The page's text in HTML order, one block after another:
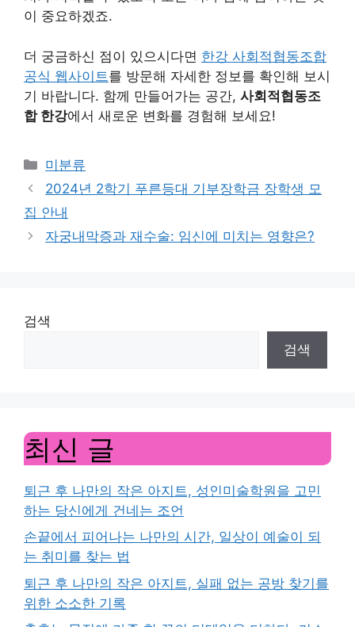
이 중요하겠죠.
더 궁금하신 점이 있으시다면 한강 사회적협동조합
공식 웹사이트 를 방문해 자세한 정보를 확인해 보시
기 바랍니다. 함께 만들어가는 공간, 사회적협동조
합 한강에서 새로운 변화를 경험해 보세요!
Categories
미분류
2024년 2학기 푸른등대 기부장학금 장학생 모
집 안내
자궁내막증과 재수술: 임신에 미치는 영향은?
검색
검색
최신 글
퇴근 후 나만의 작은 아지트, 성인미술학원을 고민
하는 당신에게 건네는 조언
손끝에서 피어나는 나만의 시간, 일상이 예술이 되
는 취미를 찾는 법
퇴근 후 나만의 작은 아지트, 실패 없는 공방 찾기를
위한 소소한 기록